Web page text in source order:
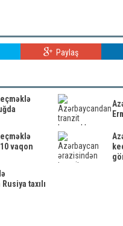
Paylaş
vaqon
taxılı